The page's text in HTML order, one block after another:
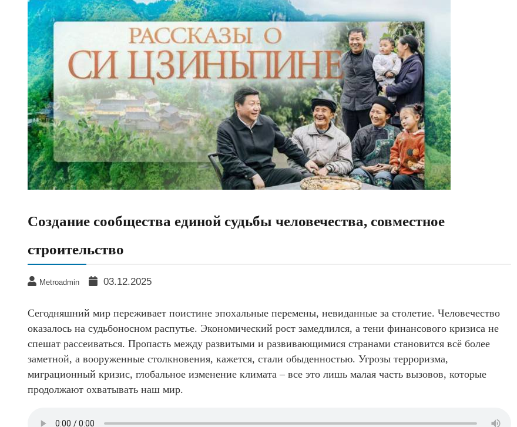
Создание сообщества единой судьбы человечества, совместное
строительство
Metroadmin 03.12.2025
Сегодняшний мир переживает поистине эпохальные перемены, невиданные за столетие. Человечество
оказалось на судьбоносном распутье. Экономический рост замедлился, а тени финансового кризиса не
спешат рассеиваться. Пропасть между развитыми и развивающимися странами становится всё более
заметной, а вооруженные столкновения, кажется, стали обыденностью. Угрозы терроризма,
миграционный кризис, глобальное изменение климата – все это лишь малая часть вызовов, которые
продолжают охватывать наш мир.